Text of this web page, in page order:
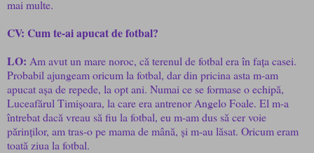
mai multe.
CV: Cum te-ai apucat de fotbal?
LO: Am avut un mare noroc, că terenul de fotbal era în fața casei.
Probabil ajungeam oricum la fotbal, dar din pricina asta m-am
apucat așa de repede, la opt ani. Numai ce se formase o echipă,
Luceafărul Timișoara, la care era antrenor Angelo Foale. El m-a
întrebat dacă vreau să fiu la fotbal, eu m-am dus să cer voie
părinților, am tras-o pe mama de mână, și m-au lăsat. Oricum eram
toată ziua la fotbal.